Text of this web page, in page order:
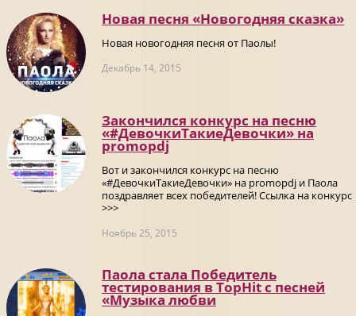
Новая песня «Новогодняя сказка»
Новая новогодняя песня от Паолы!
Декабрь 14, 2015
Закончился конкурс на песню
«#ДевочкиТакиеДевочки» на
promоpdj
Вот и закончился конкурс на песню
«#ДевочкиТакиеДевочки» на promоpdj и Паола
поздравляет всех победителей! Ссылка на конкурс
>>>
Ноябрь 25, 2015
Паола стала Победитель
тестирования в TopHit с песней
«Музыка любви